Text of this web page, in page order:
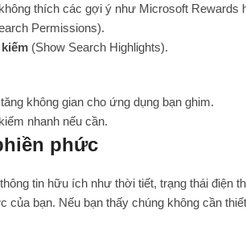
thích các gợi ý như Microsoft Rewards
Permissions).
(Show Search Highlights).
không gian cho ứng dụng bạn ghim.
nhanh nếu cần.
phức
tin hữu ích như thời tiết, trạng thái điện
của bạn. Nếu bạn thấy chúng không cần